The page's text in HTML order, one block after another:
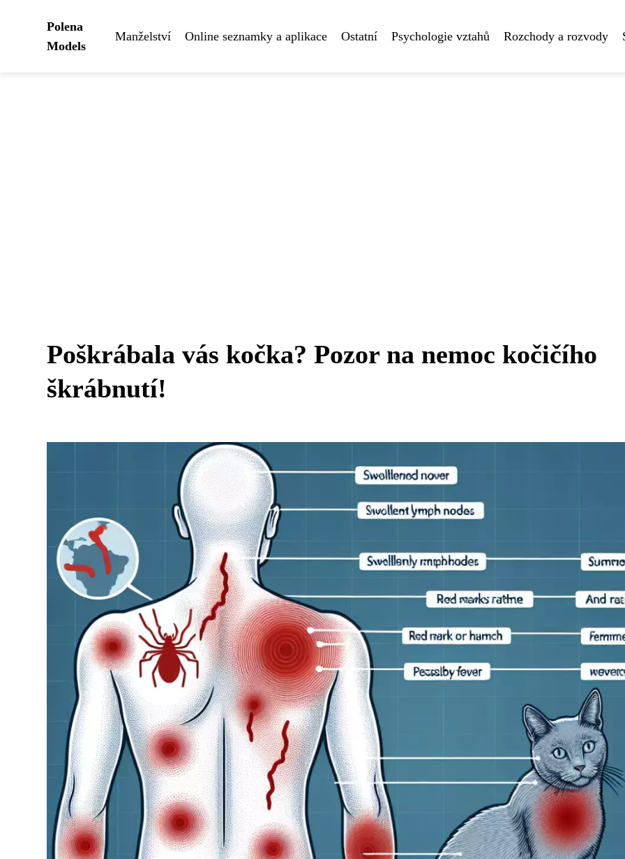
Polena
Models
Manželství Online seznamky a aplikace Ostatní Psychologie vztahů Rozchody a rozvody
Poškrábala vás kočka? Pozor na nemoc kočičího
škrábnutí!